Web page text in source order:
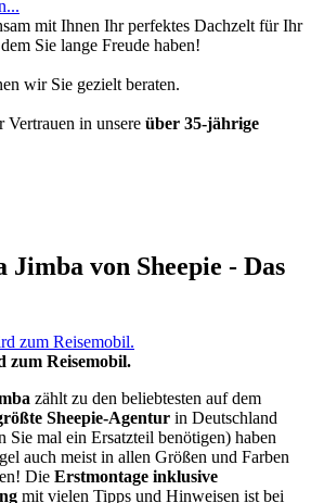
mit Ihnen Ihr perfektes Dachzelt für Ihr
Sie lange Freude haben!
wir Sie gezielt beraten.
in unsere über 35-jährige
Jimba von Sheepie - Das
zum Reisemobil.
zählt zu den beliebtesten auf dem
Sheepie-Agentur in Deutschland
Sie mal ein Ersatzteil benötigen) haben
auch meist in allen Größen und Farben
Die Erstmontage inklusive
mit vielen Tipps und Hinweisen ist bei